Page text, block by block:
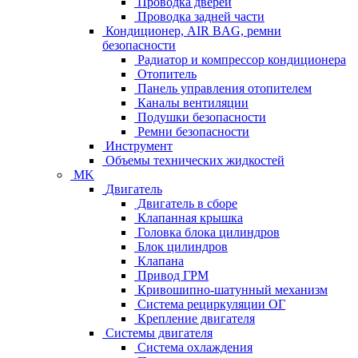
Проводка задней части
Кондиционер, AIR BAG, ремни
безопасности
Радиатор и компрессор кондиционера
Отопитель
Панель управления отопителем
Каналы вентиляции
Подушки безопасности
Ремни безопасности
Инструмент
Объемы технических жидкостей
MK
Двигатель
Двигатель в сборе
Клапанная крышка
Головка блока цилиндров
Блок цилиндров
Клапана
Привод ГРМ
Кривошипно-шатунный механизм
Система рециркуляции ОГ
Крепление двигателя
Системы двигателя
Система охлаждения